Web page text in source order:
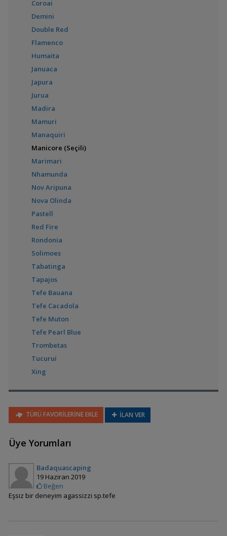
(Çizgili Cüce Cichlid)
Coroai
Demini
Double Red
Flamenco
Humaita
Januaca
Japura
Jurua
Madira
Mamuri
Manaquiri
Manicore (Seçili)
Marimari
Nhamunda
Nov Aripuna
Nova Olinda
Pastell
Red Fire
Rondonia
Solimoes
Tabatinga
Tapajos
Tefe Bauana
Tefe Cacadola
Tefe Muton
Tefe Pearl Blue
Trombetas
Tucurui
Xing
TÜRÜ FAVORİLERİNE EKLE İLAN VER
Üye Yorumları
Badaquascaping
19 Haziran 2019
Beğen
Eşsiz bir deneyim agassizzi sp.tefe